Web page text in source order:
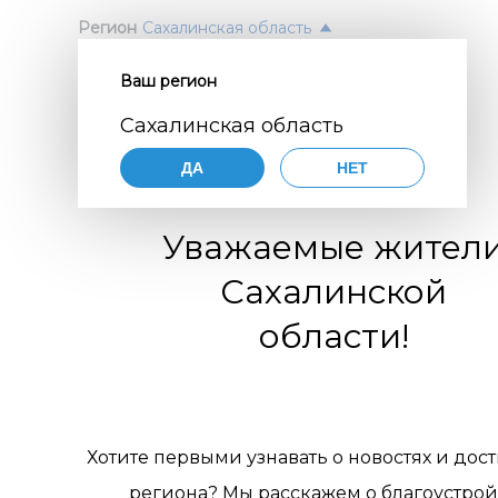
Регион Сахалинская область
Ваш регион
Сахалинская область
ДА НЕТ
Уважаемые
Сахалинской
области!
Хотите первыми узнавать о новостях и
региона? Мы расскажем о
Нажимая
по
Цели
1.